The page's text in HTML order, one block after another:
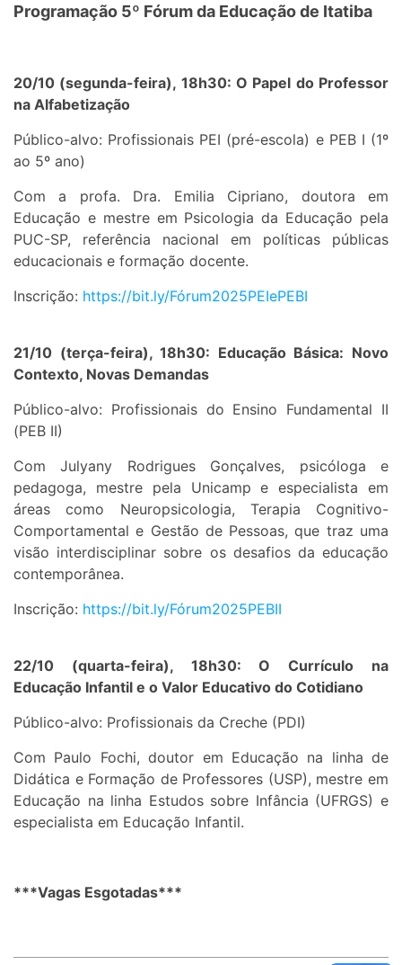
Programação 5º Fórum da Educação de Itatiba
20/10 (segunda-feira), 18h30: O Papel do Professor
na Alfabetização
Público-alvo: Profissionais PEI (pré-escola) e PEB I (1º
ao 5º ano)
Com a profa. Dra. Emilia Cipriano, doutora em
Educação e mestre em Psicologia da Educação pela
PUC-SP, referência nacional em políticas públicas
educacionais e formação docente.
Inscrição: https://bit.ly/Fórum2025PEIePEBI
21/10 (terça-feira), 18h30: Educação Básica: Novo
Contexto, Novas Demandas
Público-alvo: Profissionais do Ensino Fundamental II
(PEB II)
Com Julyany Rodrigues Gonçalves, psicóloga e
pedagoga, mestre pela Unicamp e especialista em
áreas como Neuropsicologia, Terapia Cognitivo-
Comportamental e Gestão de Pessoas, que traz uma
visão interdisciplinar sobre os desafios da educação
contemporânea.
Inscrição: https://bit.ly/Fórum2025PEBII
22/10 (quarta-feira), 18h30: O Currículo na
Educação Infantil e o Valor Educativo do Cotidiano
Público-alvo: Profissionais da Creche (PDI)
Com Paulo Fochi, doutor em Educação na linha de
Didática e Formação de Professores (USP), mestre em
Educação na linha Estudos sobre Infância (UFRGS) e
especialista em Educação Infantil.
***Vagas Esgotadas***